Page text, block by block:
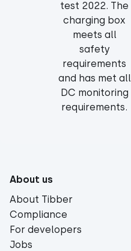
test 2022. The
charging box
meets all
safety
requirements
and has met all
DC monitoring
requirements.
About us
About Tibber
Compliance
For developers
Jobs